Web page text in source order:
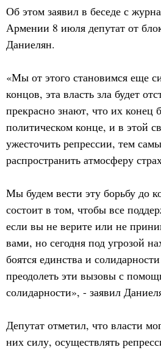
Об этом заявил в беседе с
Армении 8 июля депутат от
Даниелян.
«Мы от этого становимся еще
концов, эта власть зла будет
прекрасно знают, что их конец
политическом конце, и в этой
ужесточить репрессии, тем
распространить атмосферу
Мы будем вести эту борьбу до
состоит в том, чтобы все
если вы не верите или не
вами, но сегодня под угрозой
боятся единства и
преодолеть эти вызовы с
солидарности», - заявил
Депутат отметил, что власти
них силу, осуществлять